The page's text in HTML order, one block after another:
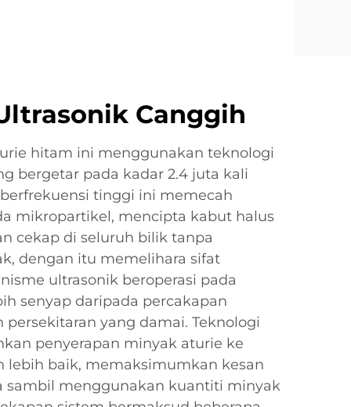
Canggih
hitam ini menggunakan teknologi
bergetar pada kadar 2.4 juta kali
tinggi ini memecah
mikropartikel, mencipta kabut halus
cekap di seluruh bilik tanpa
dengan itu memelihara sifat
ultrasonik beroperasi pada
senyap daripada percakapan
yang damai. Teknologi
penyerapan minyak aturie ke
lebih baik, memaksimumkan kesan
sambil menggunakan kuantiti minyak